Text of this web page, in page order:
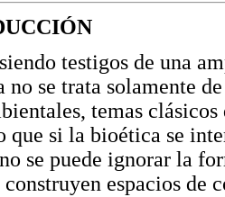
testigos de una
no se trata solamente
temas
que si la bioética se
se puede ignorar la
espacios de